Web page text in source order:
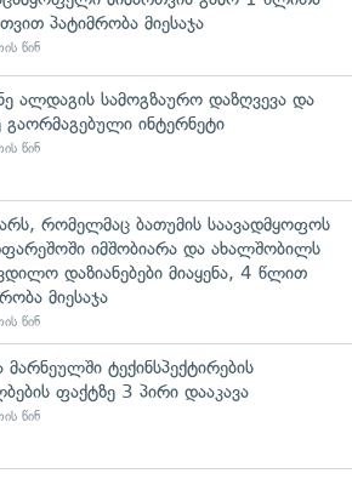
პატიმრობა მიესაჯა
წინ
ალდაგის სამოგზაურო დაზღვევა და
გაორმაგებული ინტერნეტი
წინ
რომელმაც ბათუმის საავადმყოფოს
იმშობიარა და ახალშობილს
დაზიანებები მიაყენა, 4 წლით
მიესაჯა
წინ
მარნეულში ტექინსპექტირების
ფაქტზე 3 პირი დააკავა
წინ